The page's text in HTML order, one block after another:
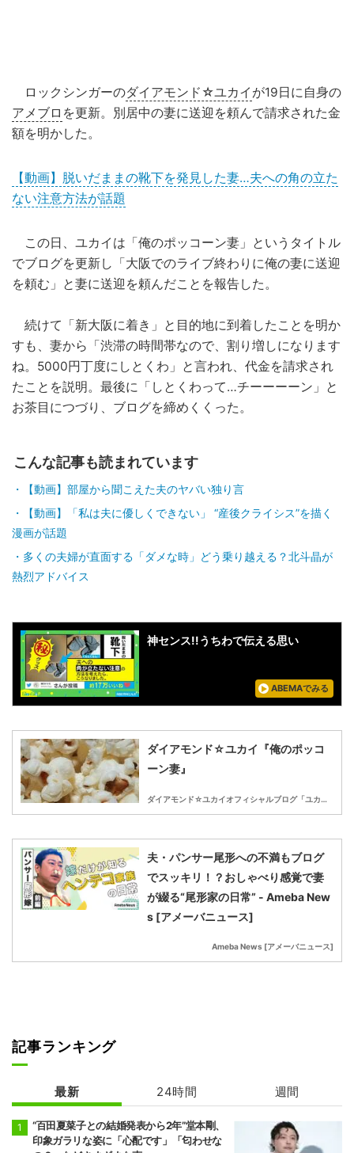
ロックシンガーのダイアモンド☆ユカイ が19日に自身の
アメブロ を更新。別居中の妻に送迎を頼んで請求された金
額を明かした。
【動画】脱いだままの靴下を発見した妻…夫への角の立た
ない注意方法が話題
この日、ユカイは「俺のポッコーン妻」というタイトル
でブログを更新し「大阪でのライブ終わりに俺の妻に送迎
を頼む」と妻に送迎を頼んだことを報告した。
続けて「新大阪に着き」と目的地に到着したことを明か
すも、妻から「渋滞の時間帯なので、割り増しになります
ね。5000円丁度にしとくわ」と言われ、代金を請求され
たことを説明。最後に「しとくわって…チーーーーン」と
お茶目につづり、ブログを締めくくった。
こんな記事も読まれています
【動画】部屋から聞こえた夫のヤバい独り言
【動画】「私は夫に優しくできない」 “産後クライシス”を描く
漫画が話題
多くの夫婦が直面する「ダメな時」どう乗り越える？北斗晶が
熱烈アドバイス
神センス!!うちわで伝える思い
ABEMAでみる
ダイアモンド☆ユカイ『俺のポッコ
ーン妻』
ダイアモンド☆ユカイオフィシャルブログ「ユカイなサムシング」Powered by Ameba
夫・パンサー尾形への不満もブログ
でスッキリ！？おしゃべり感覚で妻
が綴る“尾形家の日常” - Ameba New
s [アメーバニュース]
Ameba News [アメーバニュース]
記事ランキング
最新 24時間 週間
“百田夏菜子との結婚発表から2年”堂本剛、
印象ガラリな姿に「心配です」「匂わせな